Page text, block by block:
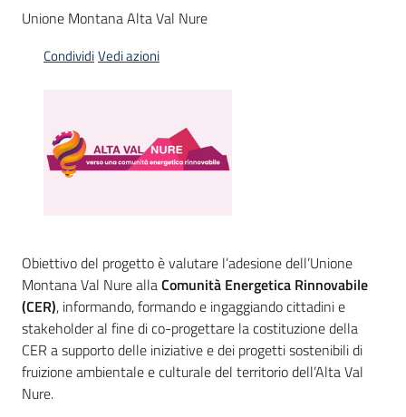
Piani
Programmi
Progetti
Partecipa
Seguici
su
Unione Montana Alta Val Nure
CondividiVedi azioni
Obiettivo del progetto è valutare l’adesione dell’Unione
Montana Val Nure allaComunità Energetica Rinnovabile
(CER), informando, formando e ingaggiando cittadini e
stakeholder al fine di co-progettare la costituzione della
CER a supporto delle iniziative e dei progetti sostenibili di
fruizione ambientale e culturale del territorio dell’Alta Val
Nure.